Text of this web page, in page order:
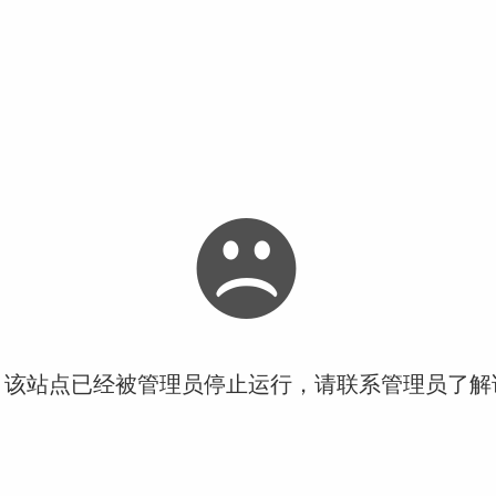
站点已经被管理员停止运行，请联系管理员了